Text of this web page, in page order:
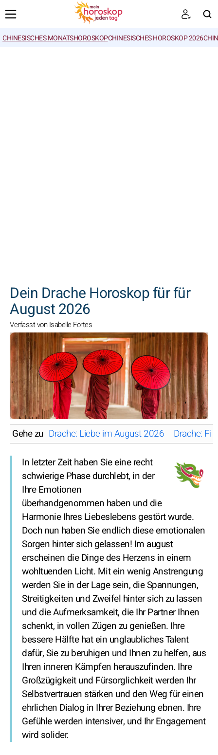
CHINESISCHES MONATSHOROSKOPCHINESISCHES HOROSKOP 2026
Dein Drache Horoskop für für
August 2026
Verfasst von Isabelle Fortes
Gehe zu Drache: Liebe im August 2026 Drache:
In letzter Zeit haben Sie eine recht
schwierige Phase durchlebt, in der
Ihre Emotionen
überhandgenommen haben und die
Harmonie Ihres Liebeslebens gestört wurde.
Doch nun haben Sie endlich diese emotionalen
Sorgen hinter sich gelassen! Im august
erscheinen die Dinge des Herzens in einem
wohltuenden Licht. Mit ein wenig Anstrengung
werden Sie in der Lage sein, die Spannungen,
Streitigkeiten und Zweifel hinter sich zu lassen
und die Aufmerksamkeit, die Ihr Partner Ihnen
schenkt, in vollen Zügen zu genießen. Ihre
bessere Hälfte hat ein unglaubliches Talent
dafür, Sie zu beruhigen und Ihnen zu helfen, aus
Ihren inneren Kämpfen herauszufinden. Ihre
Großzügigkeit und Fürsorglichkeit werden Ihr
Selbstvertrauen stärken und den Weg für einen
ehrlichen Dialog in Ihrer Beziehung ebnen. Ihre
Gefühle werden intensiver, und Ihr Engagement
wird solider.